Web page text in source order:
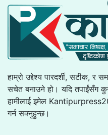
हाम्रो उद्देश्य पारदर्शी, सटीक, र
सचेत बनाउने हो। यदि तपाईंसँग
हामीलाई इमेल
गर्न सक्नुहुन्छ।